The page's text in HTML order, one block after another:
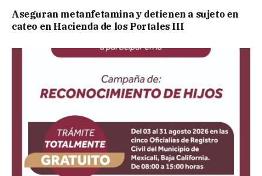
Aseguran metanfetamina y detienen a sujeto en
cateo en Hacienda de los Portales III